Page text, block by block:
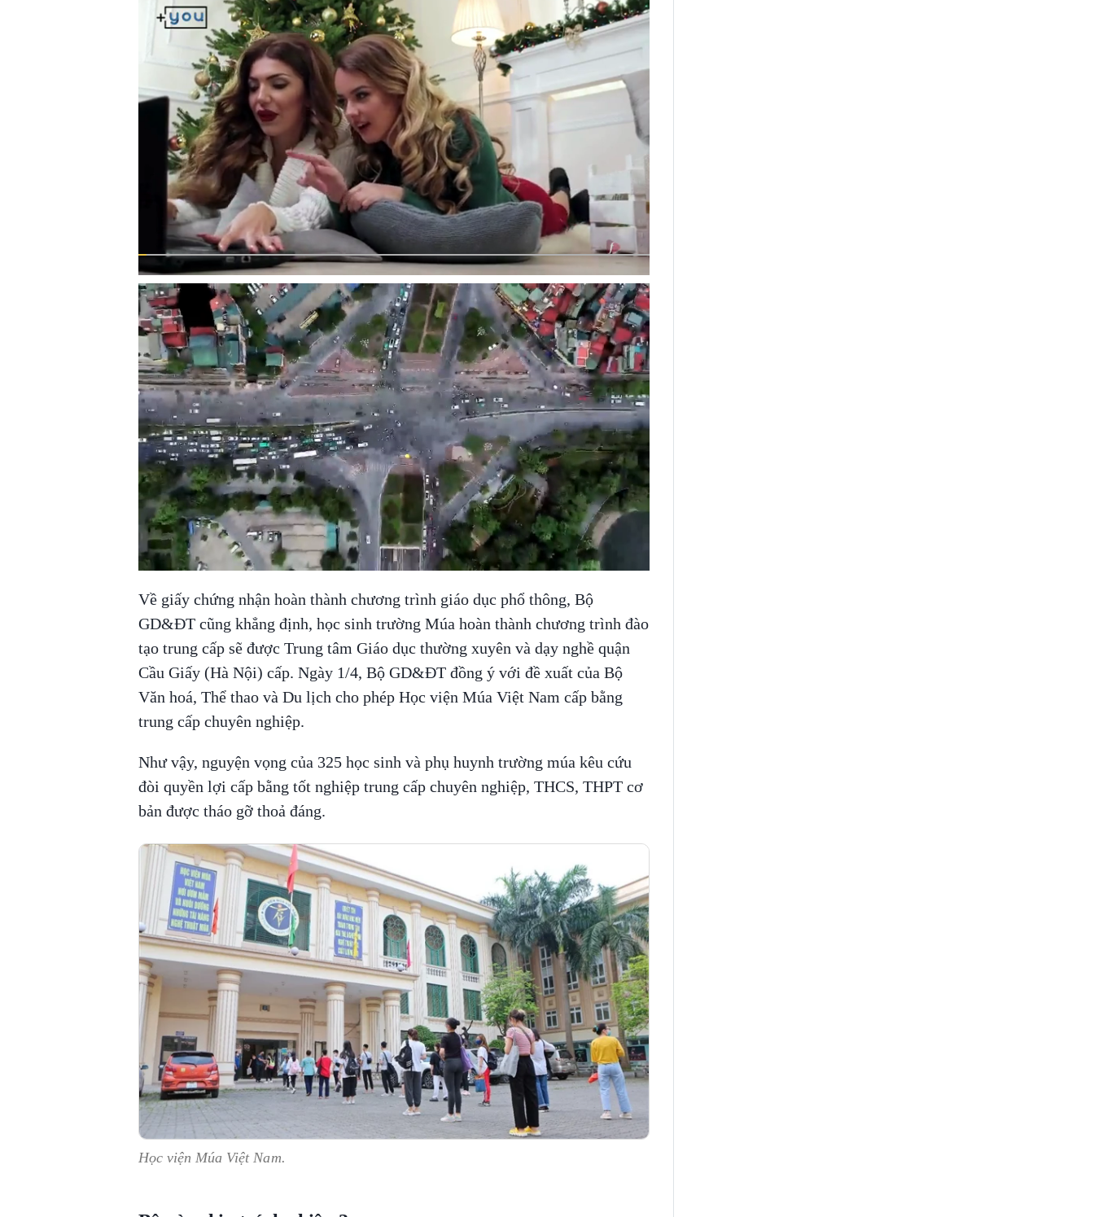
Về giấy chứng nhận hoàn thành chương trình giáo dục phổ thông, Bộ
GD&ĐT cũng khẳng định, học sinh trường Múa hoàn thành chương trình đào
tạo trung cấp sẽ được Trung tâm Giáo dục thường xuyên và dạy nghề quận
Cầu Giấy (Hà Nội) cấp. Ngày 1/4, Bộ GD&ĐT đồng ý với đề xuất của Bộ
Văn hoá, Thể thao và Du lịch cho phép Học viện Múa Việt Nam cấp bằng
trung cấp chuyên nghiệp.
Như vậy, nguyện vọng của 325 học sinh và phụ huynh trường múa kêu cứu
đòi quyền lợi cấp bằng tốt nghiệp trung cấp chuyên nghiệp, THCS, THPT cơ
bản được tháo gỡ thoả đáng.
Học viện Múa Việt Nam.